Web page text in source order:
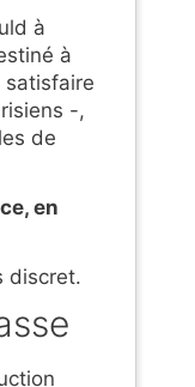
à
à
satisfaire
-,
de
en
discret.